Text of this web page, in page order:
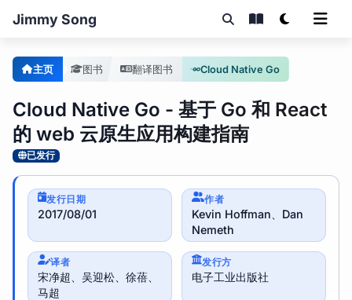
Jimmy Song
主页 图书 翻译图书 Cloud Native Go
Cloud Native Go - 基于 Go 和 React
的 web 云原生应用构建指南
已发行
发行日期
2017/08/01
作者
Kevin Hoffman、Dan
Nemeth
译者
宋净超、吴迎松、徐蓓、
马超
发行方
电子工业出版社